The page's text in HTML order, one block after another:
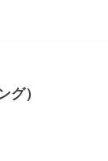
グ）